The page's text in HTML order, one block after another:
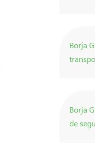
Borja
Borja
de